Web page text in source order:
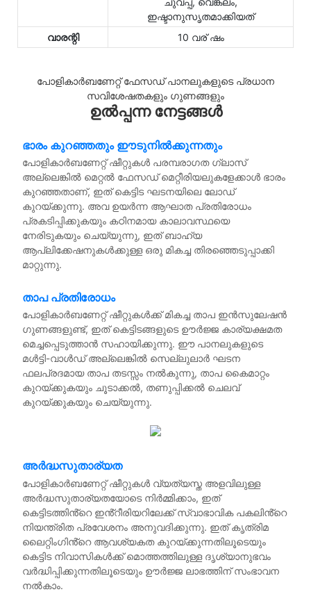
ഇഷ്ടാനുസൃതമാക്കിയത്
വാരന്റി
10 വര് ഷം
പോളികാർബണേറ്റ് ഫേസഡ് പാനലുകളുടെ പ്രധാന
സവിശേഷതകളും ഗുണങ്ങളും
ഉൽപ്പന്ന നേട്ടങ്ങൾ
ഭാരം കുറഞ്ഞതും ഈടുനിൽക്കുന്നതും
പോളികാർബണേറ്റ് ഷീറ്റുകൾ പരമ്പരാഗത ഗ്ലാസ്
അല്ലെങ്കിൽ മെറ്റൽ ഫേസഡ് മെറ്റീരിയലുകളേക്കാൾ ഭാരം
കുറഞ്ഞതാണ്, ഇത് കെട്ടിട ഘടനയിലെ ലോഡ്
കുറയ്ക്കുന്നു. അവ ഉയർന്ന ആഘാത പ്രതിരോധം
പ്രകടിപ്പിക്കുകയും കഠിനമായ കാലാവസ്ഥയെ
നേരിടുകയും ചെയ്യുന്നു, ഇത് ബാഹ്യ
ആപ്ലിക്കേഷനുകൾക്കുള്ള ഒരു മികച്ച തിരഞ്ഞെടുപ്പാക്കി
മാറ്റുന്നു.
താപ പ്രതിരോധം
പോളികാർബണേറ്റ് ഷീറ്റുകൾക്ക് മികച്ച താപ ഇൻസുലേഷൻ
ഗുണങ്ങളുണ്ട്, ഇത് കെട്ടിടങ്ങളുടെ ഊർജ്ജ കാര്യക്ഷമത
മെച്ചപ്പെടുത്താൻ സഹായിക്കുന്നു. ഈ പാനലുകളുടെ
മൾട്ടി-വാൾഡ് അല്ലെങ്കിൽ സെല്ലുലാർ ഘടന
ഫലപ്രദമായ താപ തടസ്സം നൽകുന്നു, താപ കൈമാറ്റം
കുറയ്ക്കുകയും ചൂടാക്കൽ, തണുപ്പിക്കൽ ചെലവ്
കുറയ്ക്കുകയും ചെയ്യുന്നു.
അർദ്ധസുതാര്യത
പോളികാർബണേറ്റ് ഷീറ്റുകൾ വ്യത്യസ്ത അളവിലുള്ള
അർദ്ധസുതാര്യതയോടെ നിർമ്മിക്കാം, ഇത്
കെട്ടിടത്തിൻ്റെ ഇൻ്റീരിയറിലേക്ക് സ്വാഭാവിക പകലിൻ്റെ
നിയന്ത്രിത പ്രവേശനം അനുവദിക്കുന്നു. ഇത് കൃത്രിമ
ലൈറ്റിംഗിൻ്റെ ആവശ്യകത കുറയ്ക്കുന്നതിലൂടെയും
കെട്ടിട നിവാസികൾക്ക് മൊത്തത്തിലുള്ള ദൃശ്യാനുഭവം
വർദ്ധിപ്പിക്കുന്നതിലൂടെയും ഊർജ്ജ ലാഭത്തിന് സംഭാവന
നൽകാം.